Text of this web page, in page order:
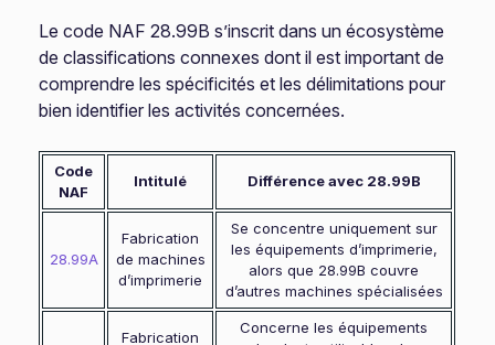
Le code NAF 28.99B s’inscrit dans un écosystème
de classifications connexes dont il est important de
comprendre les spécificités et les délimitations pour
bien identifier les activités concernées.
Code
NAF
Intitulé Différence avec 28.99B
28.99A
Fabrication
de machines
d’imprimerie
Se concentre uniquement sur
les équipements d’imprimerie,
alors que 28.99B couvre
d’autres machines spécialisées
Fabrication
Concerne les équipements